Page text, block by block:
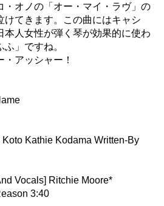
・オノの「オー・マイ・ラヴ」の
けてきます。この曲にはキャシ
本人女性が弾く琴が効果的に使わ
」ですね。
アッシャー！
Kathie Kodama Written-By
Vocals] Ritchie Moore*
3:40